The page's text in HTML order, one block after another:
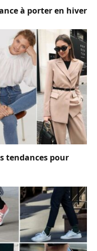
à porter en hiver
tendances pour